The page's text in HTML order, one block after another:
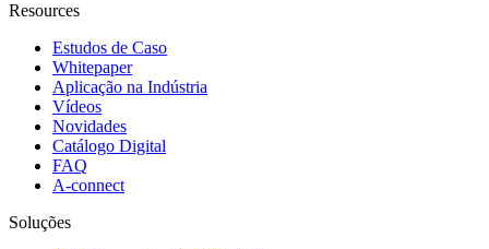
Resources
Estudos de Caso
Whitepaper
Aplicação na Indústria
Vídeos
Novidades
Catálogo Digital
FAQ
A-connect
Soluções